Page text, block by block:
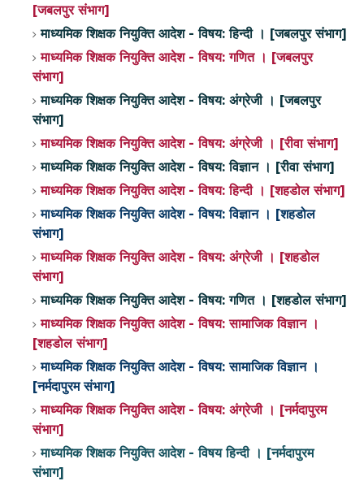
[जबलपुर संभाग]
माध्यमिक शिक्षक नियुक्ति आदेश - विषय: हिन्दी । [जबलपुर संभाग]
माध्यमिक शिक्षक नियुक्ति आदेश - विषय: गणित । [जबलपुर
संभाग]
माध्यमिक शिक्षक नियुक्ति आदेश - विषय: अंग्रेजी । [जबलपुर
संभाग]
माध्यमिक शिक्षक नियुक्ति आदेश - विषय: अंग्रेजी । [रीवा संभाग]
माध्यमिक शिक्षक नियुक्ति आदेश - विषय: विज्ञान । [रीवा संभाग]
माध्यमिक शिक्षक नियुक्ति आदेश - विषय: हिन्दी । [शहडोल संभाग]
माध्यमिक शिक्षक नियुक्ति आदेश - विषय: विज्ञान । [शहडोल
संभाग]
माध्यमिक शिक्षक नियुक्ति आदेश - विषय: अंग्रेजी । [शहडोल
संभाग]
माध्यमिक शिक्षक नियुक्ति आदेश - विषय: गणित । [शहडोल संभाग]
माध्यमिक शिक्षक नियुक्ति आदेश - विषय: सामाजिक विज्ञान ।
[शहडोल संभाग]
माध्यमिक शिक्षक नियुक्ति आदेश - विषय: सामाजिक विज्ञान ।
[नर्मदापुरम संभाग]
माध्यमिक शिक्षक नियुक्ति आदेश - विषय: अंग्रेजी । [नर्मदापुरम
संभाग]
माध्यमिक शिक्षक नियुक्ति आदेश - विषय हिन्दी । [नर्मदापुरम
संभाग]